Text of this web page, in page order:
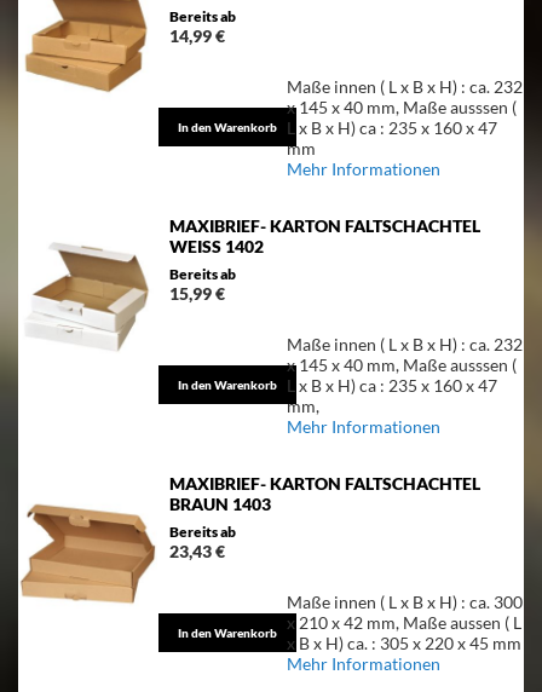
Bereits ab
14,99 €
In den Warenkorb
Maße innen ( L x B x H) : ca. 232
x 145 x 40 mm, Maße ausssen (
L x B x H) ca : 235 x 160 x 47
mm
Mehr Informationen
MAXIBRIEF- KARTON FALTSCHACHTEL
WEISS 1402
Bereits ab
15,99 €
In den Warenkorb
Maße innen ( L x B x H) : ca. 232
x 145 x 40 mm, Maße ausssen (
L x B x H) ca : 235 x 160 x 47
mm,
Mehr Informationen
MAXIBRIEF- KARTON FALTSCHACHTEL
BRAUN 1403
Bereits ab
23,43 €
In den Warenkorb
Maße innen ( L x B x H) : ca. 300
x 210 x 42 mm, Maße aussen ( L
x B x H) ca. : 305 x 220 x 45 mm
Mehr Informationen